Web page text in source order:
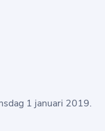
1 januari 2019.